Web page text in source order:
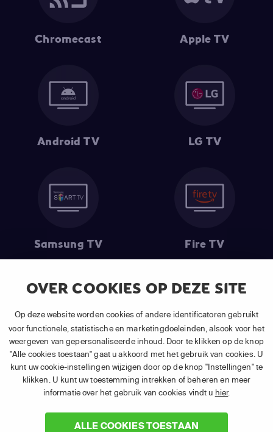
OVER COOKIES OP DEZE SITE
Op deze website worden cookies of andere identificatoren gebruikt
voor functionele, statistische en marketingdoeleinden, alsook voor het
weergeven van gepersonaliseerde inhoud. Door te klikken op de knop
"Alle cookies toestaan" gaat u akkoord met het gebruik van cookies. U
kunt uw cookie-instellingen wijzigen door op de knop "Instellingen" te
klikken. U kunt uw toestemming intrekken of beheren en meer
informatie over het gebruik van cookies vindt u hier.
ALLE COOKIES TOESTAAN
Chromecast Apple TV
Android TV LG TV
Samsung TV Fire TV
(1) De eerste 30 dagen gratis: Geldig op alle nieuwe abonnementen
van APP TV Light, Basic of Plus.
(2) Prijs abonnement : Incl. BTW.
(3) Restart & Replayis beschikbaar voorvolgende zendersafhankelijk
van je gekozen pakket.